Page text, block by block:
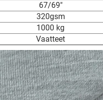
67/69"
320gsm
1000 kg
Vaatteet